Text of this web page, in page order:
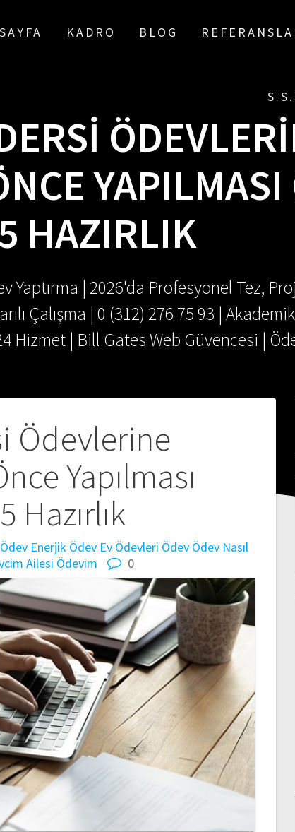
KADRO BLOG
YAPILMASI
HAZIRLIK
Yaptırma | 2026'da Profesyonel Tez,
Çalışma | 0 (312) 276 75 93 |
Hizmet | Bill Gates Web Güvencesi |
Ödevlerine
Yapılması
Hazırlık
Enerjik Ödev Ev Ödevleri Ödev Ödev Nasıl
Ailesi Ödevim 0